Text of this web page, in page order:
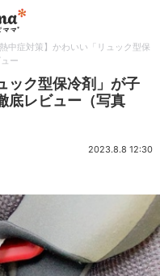
熱中症対策】かわいい「リュック型保
ー
ック型保冷剤」が子
底レビュー（写真
2023.8.8 12:30